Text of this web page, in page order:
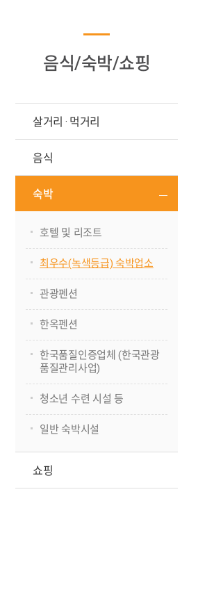
음식/숙박/쇼핑
살거리 · 먹거리
음식
숙박
호텔 및 리조트
최우수(녹색등급) 숙박업소
관광펜션
한옥펜션
한국품질인증업체 (한국관광
품질관리사업)
청소년 수련 시설 등
일반 숙박시설
쇼핑